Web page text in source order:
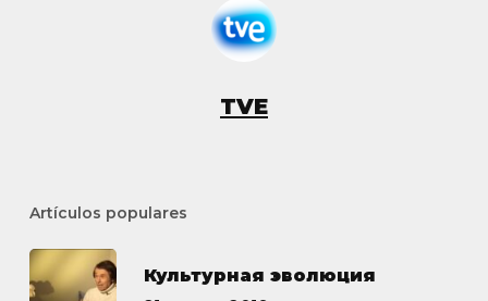
TVE
Artículos populares
Культурная эволюция